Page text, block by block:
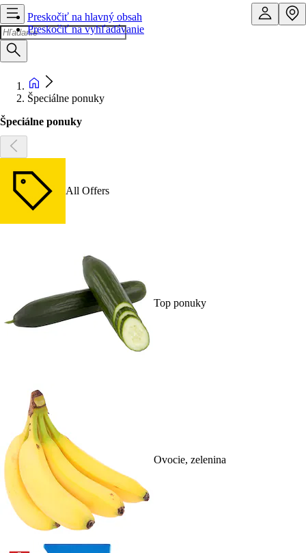
Preskočiť na hlavný obsah
Preskočiť na vyhľadávanie
Špeciálne ponuky
Špeciálne ponuky
All Offers
Top ponuky
Ovocie, zelenina